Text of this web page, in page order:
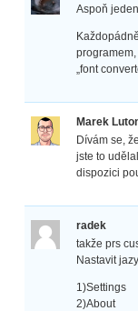
Aspoň
„font
Marek
Dívám se,
jste to
dispozici
radek
takže prs
Nastavit
1)Settings
2)About